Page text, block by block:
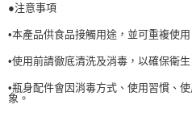
●注意事項
•本產品供食品接觸用途，並可重複使用
•使用前請徹底清洗及消毒，以確保衛生
•瓶身配件會因消毒方式、使用習慣、
象。